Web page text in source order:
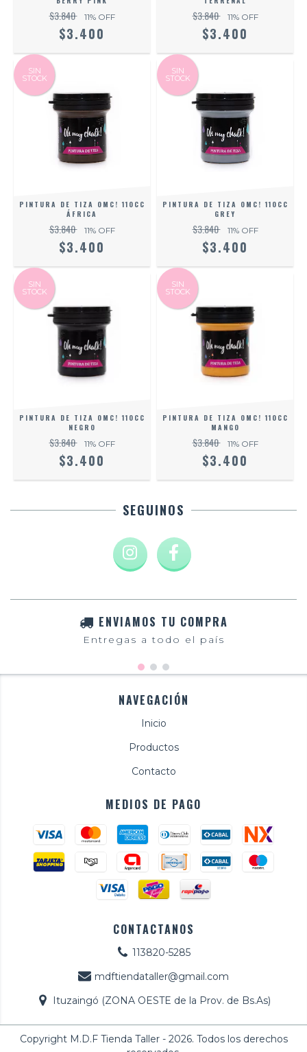
$3.840 11% OFF
$3.400
$3.840 11% OFF
$3.400
SIN
STOCK
PINTURA DE TIZA OMC! 110CC
ÁFRICA
$3.840 11% OFF
$3.400
SIN
STOCK
PINTURA DE TIZA OMC! 110CC
GREY
$3.840 11% OFF
$3.400
SIN
STOCK
PINTURA DE TIZA OMC! 110CC
NEGRO
$3.840 11% OFF
$3.400
SIN
STOCK
PINTURA DE TIZA OMC! 110CC
MANGO
$3.840 11% OFF
$3.400
SEGUINOS
ENVIAMOS TU COMPRA
Entregas a todo el país
NAVEGACIÓN
Inicio
Productos
Contacto
MEDIOS DE PAGO
CONTACTANOS
113820-5285
mdftiendataller@gmail.com
Ituzaingó (ZONA OESTE de la Prov. de Bs.As)
Copyright M.D.F Tienda Taller - 2026. Todos los derechos